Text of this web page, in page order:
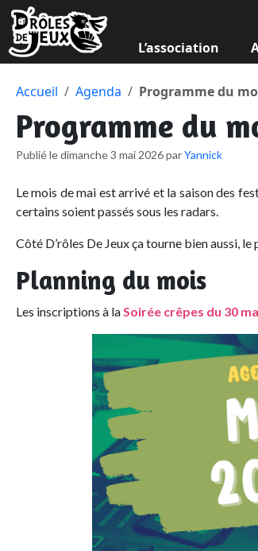
L’association
Accueil Agenda Programme du
Programme du
Publié le dimanche 3 mai 2026 parYannick
Le mois de mai est arrivé et la saison des
certains soient passés sous les radars.
Côté D’rôles De Jeux ça tourne bien aussi,
Planning du mois
Les inscriptions à laSoirée crêpes du 30